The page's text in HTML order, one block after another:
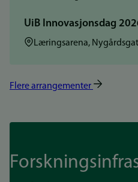
UiB Innovasjonsdag
Sted:Læringsarena,
Flere arrangementer